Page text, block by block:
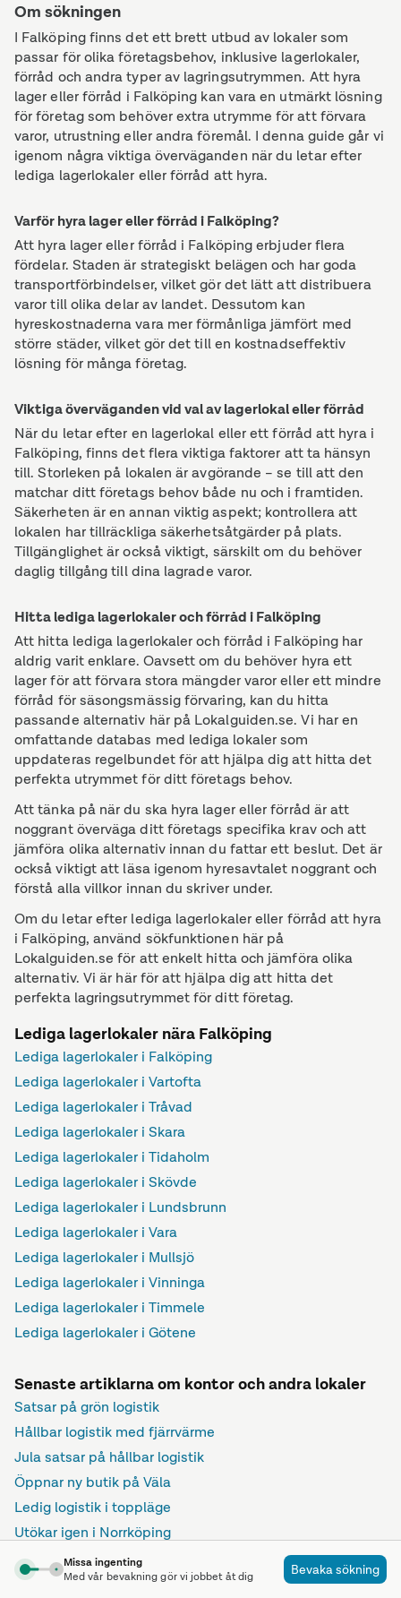
Om sökningen
I Falköping finns det ett brett utbud av lokaler som
passar för olika företagsbehov, inklusive lagerlokaler,
förråd och andra typer av lagringsutrymmen. Att hyra
lager eller förråd i Falköping kan vara en utmärkt lösning
för företag som behöver extra utrymme för att förvara
varor, utrustning eller andra föremål. I denna guide går vi
igenom några viktiga överväganden när du letar efter
lediga lagerlokaler eller förråd att hyra.
Varför hyra lager eller förråd i Falköping?
Att hyra lager eller förråd i Falköping erbjuder flera
fördelar. Staden är strategiskt belägen och har goda
transportförbindelser, vilket gör det lätt att distribuera
varor till olika delar av landet. Dessutom kan
hyreskostnaderna vara mer förmånliga jämfört med
större städer, vilket gör det till en kostnadseffektiv
lösning för många företag.
Viktiga överväganden vid val av lagerlokal eller förråd
När du letar efter en lagerlokal eller ett förråd att hyra i
Falköping, finns det flera viktiga faktorer att ta hänsyn
till. Storleken på lokalen är avgörande – se till att den
matchar ditt företags behov både nu och i framtiden.
Säkerheten är en annan viktig aspekt; kontrollera att
lokalen har tillräckliga säkerhetsåtgärder på plats.
Tillgänglighet är också viktigt, särskilt om du behöver
daglig tillgång till dina lagrade varor.
Hitta lediga lagerlokaler och förråd i Falköping
Att hitta lediga lagerlokaler och förråd i Falköping har
aldrig varit enklare. Oavsett om du behöver hyra ett
lager för att förvara stora mängder varor eller ett mindre
förråd för säsongsmässig förvaring, kan du hitta
passande alternativ här på Lokalguiden.se. Vi har en
omfattande databas med lediga lokaler som
uppdateras regelbundet för att hjälpa dig att hitta det
perfekta utrymmet för ditt företags behov.
Att tänka på när du ska hyra lager eller förråd är att
noggrant överväga ditt företags specifika krav och att
jämföra olika alternativ innan du fattar ett beslut. Det är
också viktigt att läsa igenom hyresavtalet noggrant och
förstå alla villkor innan du skriver under.
Om du letar efter lediga lagerlokaler eller förråd att hyra
i Falköping, använd sökfunktionen här på
Lokalguiden.se för att enkelt hitta och jämföra olika
alternativ. Vi är här för att hjälpa dig att hitta det
perfekta lagringsutrymmet för ditt företag.
Lediga lagerlokaler nära Falköping
Lediga lagerlokaler i Falköping
Lediga lagerlokaler i Vartofta
Lediga lagerlokaler i Tråvad
Lediga lagerlokaler i Skara
Lediga lagerlokaler i Tidaholm
Lediga lagerlokaler i Skövde
Lediga lagerlokaler i Lundsbrunn
Lediga lagerlokaler i Vara
Lediga lagerlokaler i Mullsjö
Lediga lagerlokaler i Vinninga
Lediga lagerlokaler i Timmele
Lediga lagerlokaler i Götene
Senaste artiklarna om kontor och andra lokaler
Satsar på grön logistik
Hållbar logistik med fjärrvärme
Jula satsar på hållbar logistik
Öppnar ny butik på Väla
Ledig logistik i toppläge
Utökar igen i Norrköping
Här ökade företagandet mest under första halvåret
Är vi förälskade i känslan av nytt?
Missa ingenting
Med vår bevakning gör vi jobbet åt dig
Bevaka sökning